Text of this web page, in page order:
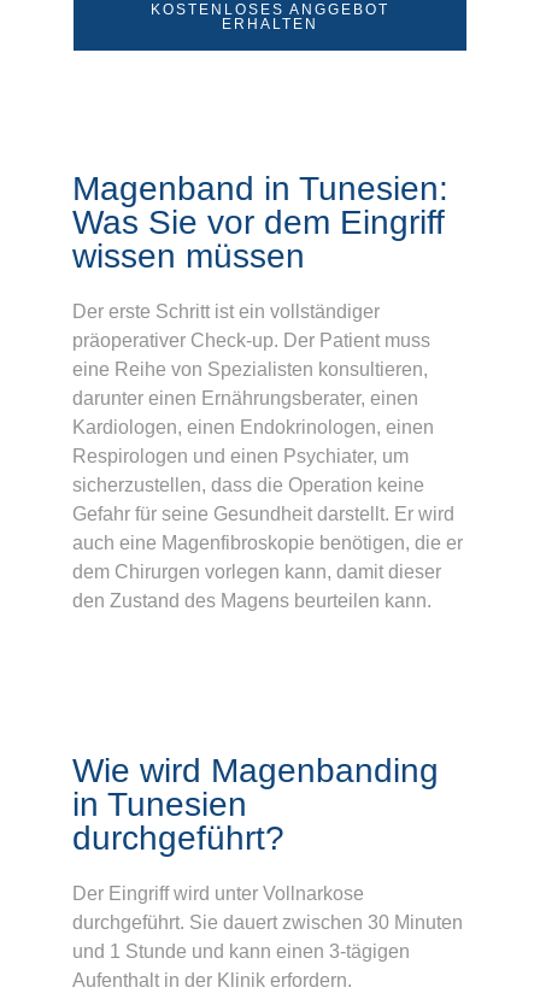
KOSTENLOSES ANGGEBOT
ERHALTEN
Magenband in Tunesien:
Was Sie vor dem Eingriff
wissen müssen
Der erste Schritt ist ein vollständiger
präoperativer Check-up. Der Patient muss
eine Reihe von Spezialisten konsultieren,
darunter einen Ernährungsberater, einen
Kardiologen, einen Endokrinologen, einen
Respirologen und einen Psychiater, um
sicherzustellen, dass die Operation keine
Gefahr für seine Gesundheit darstellt. Er wird
auch eine Magenfibroskopie benötigen, die er
dem Chirurgen vorlegen kann, damit dieser
den Zustand des Magens beurteilen kann.
Wie wird Magenbanding
in Tunesien
durchgeführt?
Der Eingriff wird unter Vollnarkose
durchgeführt. Sie dauert zwischen 30 Minuten
und 1 Stunde und kann einen 3-tägigen
Aufenthalt in der Klinik erfordern.